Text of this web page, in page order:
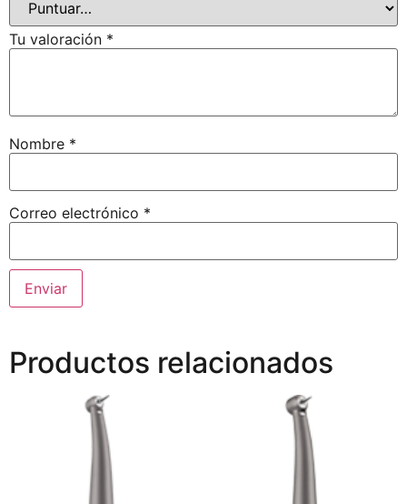
Tu valoración *
Nombre *
Correo electrónico *
Productos relacionados